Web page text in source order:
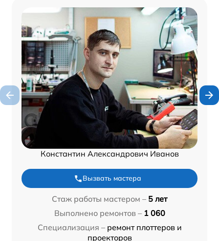
Константин Александрович Иванов
Вызвать мастера
Стаж работы мастером – 5 лет
Выполнено ремонтов – 1 060
Специализация – ремонт плоттеров и
проекторов